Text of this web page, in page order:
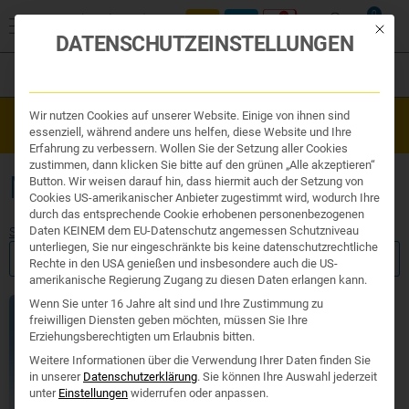
0
Organe & Organ Uhr
Traditionelle Medizin
Nahrungsergänzung
Kosmetik und Hygiene
Ihr Apotheker
Westend Online-Shop: Sicher, schnell und 24/7 für Sie da!
Gratisversand ab €50
MAGNESIUM DIREKT
Start/ Produkte verschlagwortet mit „Magnesium direkt“
FILTER ANZEIGEN
Mit
DATENSCHUTZEINSTELLUNGEN
Wir nutzen Cookies auf unserer Website. Einige von ihnen sind
essenziell, während andere uns helfen, diese Website und Ihre
Erfahrung zu verbessern. Wollen Sie der Setzung aller Cookies
zustimmen, dann klicken Sie bitte auf den grünen „Alle akzeptieren“
Button. Wir weisen darauf hin, dass hiermit auch der Setzung von
Cookies US-amerikanischer Anbieter zugestimmt wird, wodurch Ihre
durch das entsprechende Cookie erhobenen personenbezogenen
Daten KEINEM dem EU-Datenschutz angemessen Schutzniveau
unterliegen, Sie nur eingeschränkte bis keine datenschutzrechtliche
Rechte in den USA genießen und insbesondere auch die US-
amerikanische Regierung Zugang zu diesen Daten erlangen kann.
Wenn Sie unter 16 Jahre alt sind und Ihre Zustimmung zu
freiwilligen Diensten geben möchten, müssen Sie Ihre
Erziehungsberechtigten um Erlaubnis bitten.
Weitere Informationen über die Verwendung Ihrer Daten finden Sie
in unserer Datenschutzerklärung. Sie können Ihre Auswahl jederzeit
unter Einstellungen widerrufen oder anpassen.